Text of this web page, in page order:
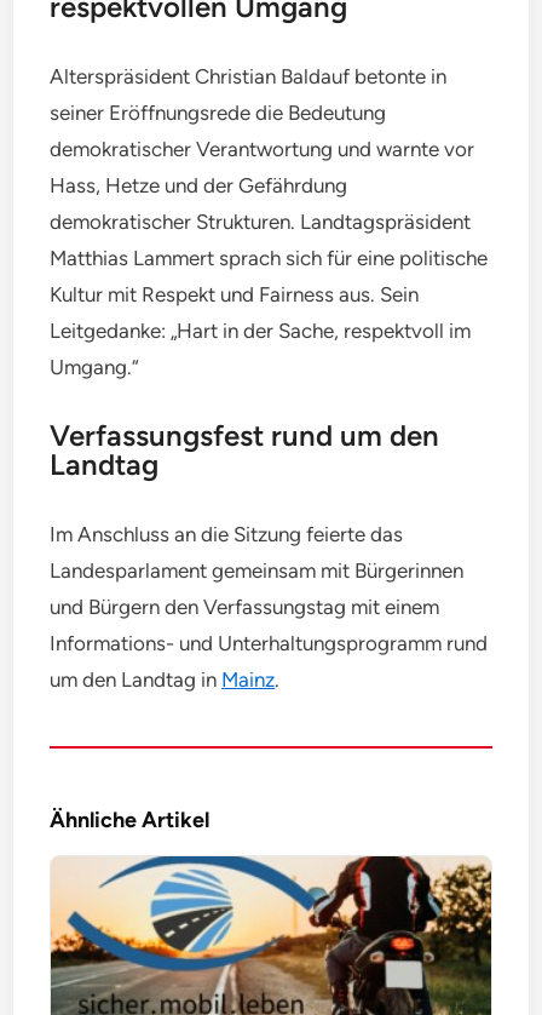
Alterspräsident Christian Baldauf betonte in
seiner Eröffnungsrede die Bedeutung
demokratischer Verantwortung und warnte vor
Hass, Hetze und der Gefährdung
demokratischer Strukturen. Landtagspräsident
Matthias Lammert sprach sich für eine politische
Kultur mit Respekt und Fairness aus. Sein
Leitgedanke: „Hart in der Sache, respektvoll im
Umgang.“
Verfassungsfest rund um den
Landtag
Im Anschluss an die Sitzung feierte das
Landesparlament gemeinsam mit Bürgerinnen
und Bürgern den Verfassungstag mit einem
Informations- und Unterhaltungsprogramm rund
um den Landtag in Mainz.
Ähnliche Artikel